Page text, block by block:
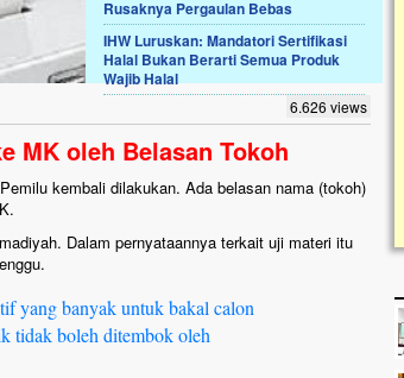
Rusaknya Pergaulan Bebas
IHW Luruskan: Mandatori Sertifikasi
Halal Bukan Berarti Semua Produk
Wajib Halal
6.626 views
MK oleh Belasan Tokoh
kembali dilakukan. Ada belasan nama (tokoh)
Dalam pernyataannya terkait uji materi itu
yang banyak untuk bakal calon
tidak boleh ditembok oleh
kanak Islam Terpadu (TKIT) An Najjah
Gedung Majelis Taklim di Jonggol,...